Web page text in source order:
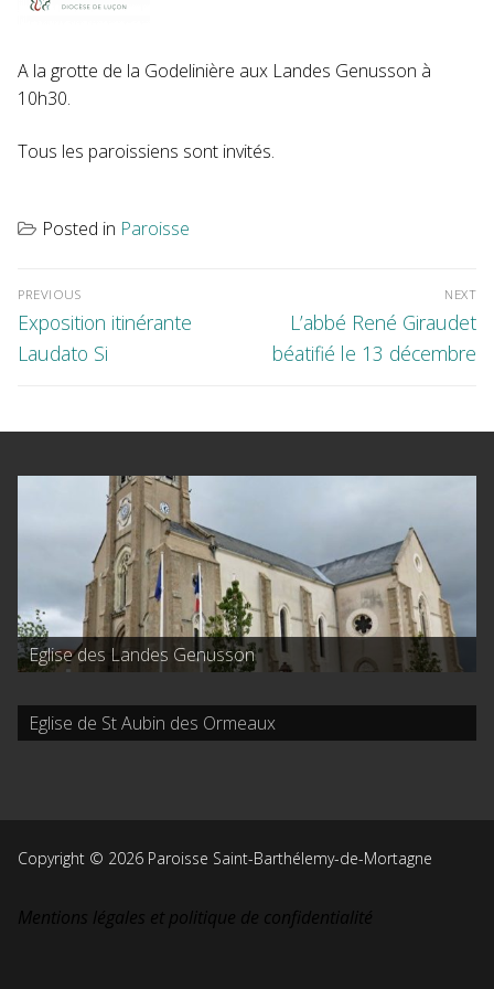
A la grotte de la Godelinière aux Landes Genusson à
10h30.
Tous les paroissiens sont invités.
Posted in Paroisse
de
l’article
PREVIOUS
Previous
post:
Exposition itinérante
Laudato Si
NEXT
Next
post:
L’abbé René Giraudet
béatifié le 13 décembre
Eglise des Landes Genusson
Eglise de St Aubin des Ormeaux
Copyright © 2026 Paroisse Saint-Barthélemy-de-Mortagne
Mentions légales et politique de confidentialité